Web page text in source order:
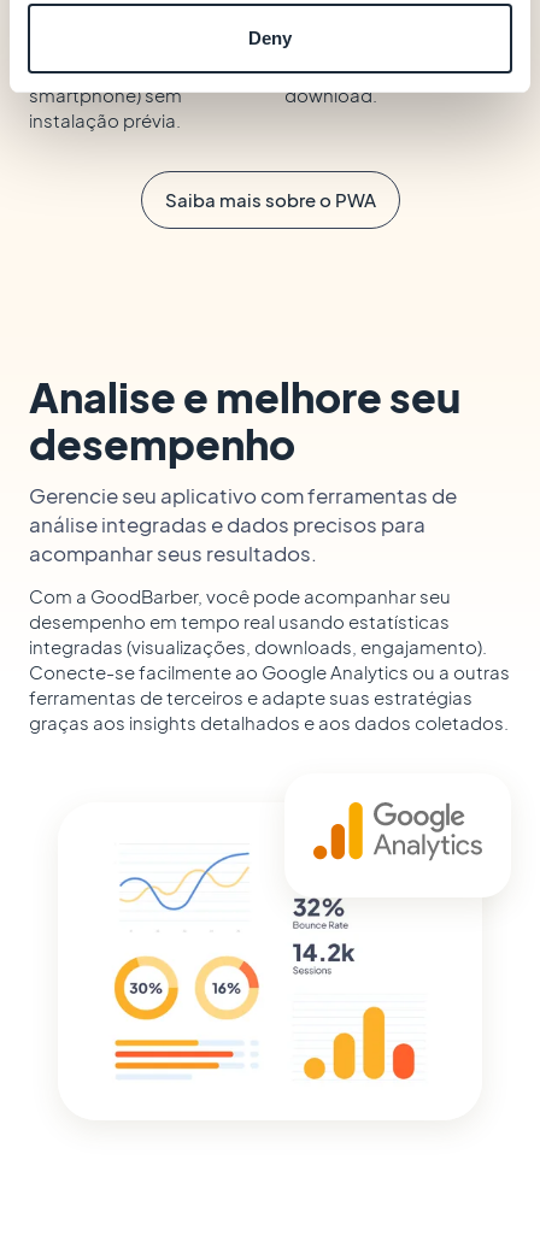
Deny
(computador, tablet,
smartphone) sem
instalação prévia.
sempre atualizado, sem
necessidade de
download.
Saiba mais sobre o PWA
Analise e melhore seu
desempenho
Gerencie seu aplicativo com ferramentas de
análise integradas e dados precisos para
acompanhar seus resultados.
Com a GoodBarber, você pode acompanhar seu
desempenho em tempo real usando estatísticas
integradas (visualizações, downloads, engajamento).
Conecte-se facilmente ao Google Analytics ou a outras
ferramentas de terceiros e adapte suas estratégias
graças aos insights detalhados e aos dados coletados.